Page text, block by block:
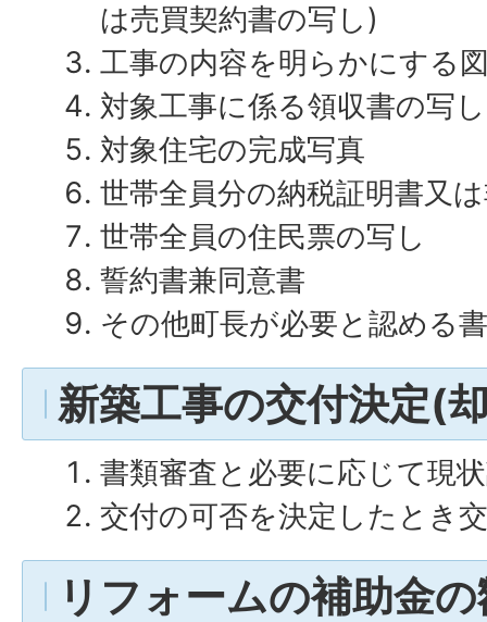
は売買契約書の写し)
工事の内容を明らかにする
対象工事に係る領収書の写し
対象住宅の完成写真
世帯全員分の納税証明書又
世帯全員の住民票の写し
誓約書兼同意書
その他町長が必要と認める
新築工事の交付決定(
書類審査と必要に応じて現
交付の可否を決定したとき
リフォームの補助金